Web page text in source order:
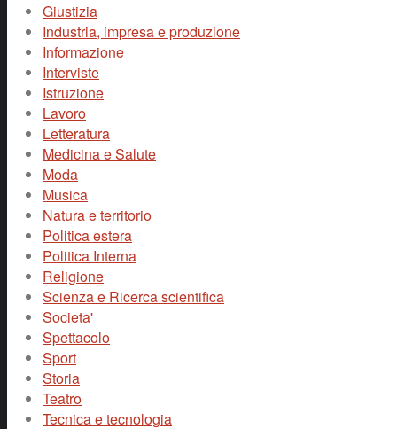
Giustizia
Industria, impresa e produzione
Informazione
Interviste
Istruzione
Lavoro
Letteratura
Medicina e Salute
Moda
Musica
Natura e territorio
Politica estera
Politica Interna
Religione
Scienza e Ricerca scientifica
Societa'
Spettacolo
Sport
Storia
Teatro
Tecnica e tecnologia